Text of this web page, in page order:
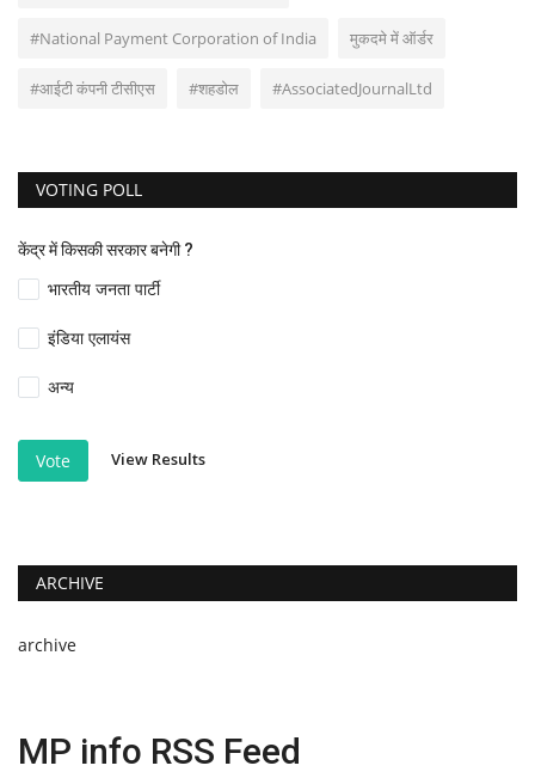
#National Payment Corporation of India मुकदमे में ऑर्डर
#आईटी कंपनी टीसीएस #शहडोल #AssociatedJournalLtd
VOTING POLL
केंद्र में किसकी सरकार बनेगी ?
भारतीय जनता पार्टी
इंडिया एलायंस
अन्य
Vote View Results
ARCHIVE
archive
MP info RSS Feed